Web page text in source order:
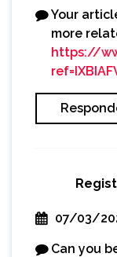
Your
more
https://
07/03/
Can you